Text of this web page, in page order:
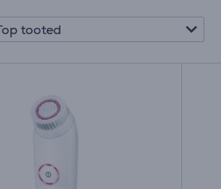
tooted